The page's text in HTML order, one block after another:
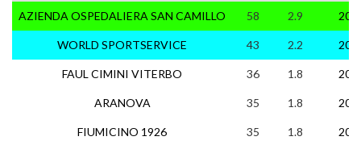
AZIENDA OSPEDALIERA SAN CAMILLO
WORLD SPORTSERVICE
FAUL CIMINI VITERBO
ARANOVA
FIUMICINO 1926
58 2.9 20
43 2.2 20
36 1.8 20
35 1.8 20
35 1.8 20